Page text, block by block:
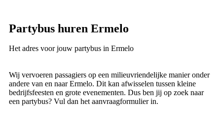
Partybus huren Ermelo
Het adres voor jouw partybus in Ermelo
Wij vervoeren passagiers op een milieuvriendelijke manier onder
andere van en naar Ermelo. Dit kan afwisselen tussen kleine
bedrijfsfeesten en grote evenementen. Dus ben jij op zoek naar
een partybus? Vul dan het aanvraagformulier in.